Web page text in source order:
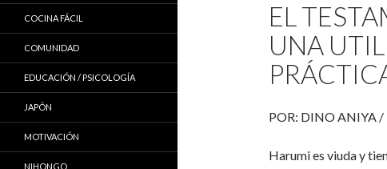
EL
UNA
POR: DINO ANIYA /
Harumi es viuda y
COCINA FÁCIL
COMUNIDAD
EDUCACIÓN / PSICOLOGÍA
JAPÓN
MOTIVACIÓN
NIHONGO